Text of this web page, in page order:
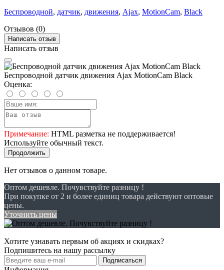
Беспроводной, датчик, движения, Ajax, MotionCam, Black
Отзывов (0)
Написать отзыв
Написать отзыв
Беспроводной датчик движения Ajax MotionCam Black
Оценка:
Примечание: HTML разметка не поддерживается!
Используйте обычный текст.
Продолжить
Нет отзывов о данном товаре.
Оптом дешевле. Почувствуйте разницу !
При покупке от 2 и более единиц товара действуют оптовые
цены.
Уточнить цены
Хотите узнавать первым об акциях и скидках?
Подпишитесь на нашу рассылку
Подписаться